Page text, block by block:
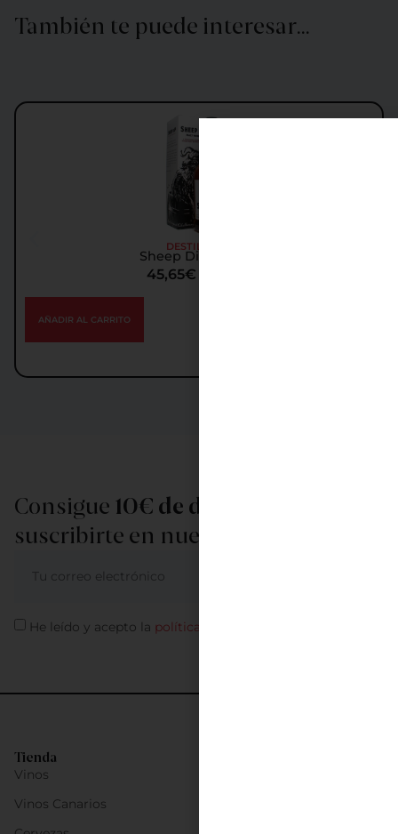
También te puede interesar…
DESTILADOS
Sheep Dip Whisky
45,65€
AÑADIR AL CARRITO
Tienda
Vinos
Vinos Canarios
Consigue 10€ de descuento
suscribirte en nuestra newsletter
He leído y acepto la política de privacidad